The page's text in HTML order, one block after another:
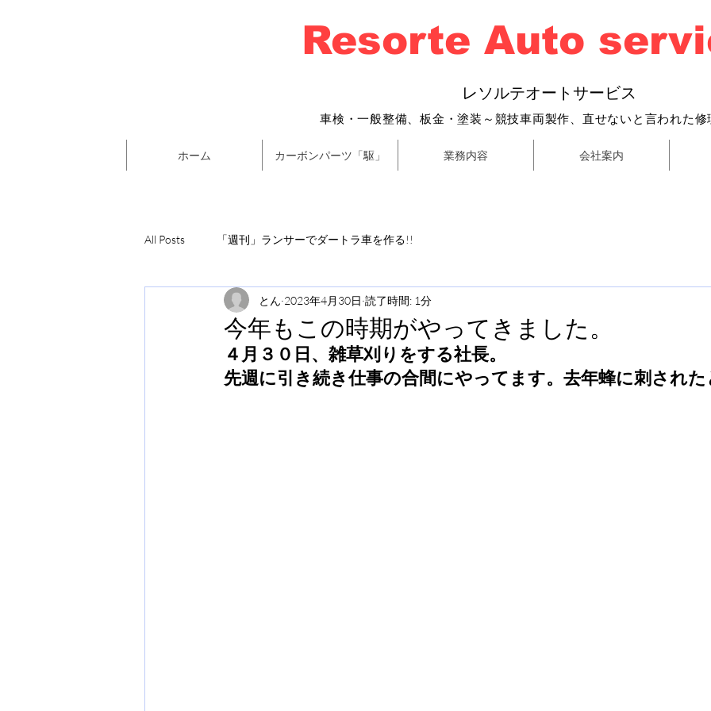
Resorte Auto
レソルテオートサービス
車検・一般整備、 板金・塗装～ 競技車両製作、直せないと言われた修
ホーム カーボンパーツ「駆」 業務内容 会社案内
All Posts 「週刊」ランサーでダートラ車を作る!!
今年もこの時期がやってきました。
とん 2023年4月30日 読了時間: 1分
４月３０日、雑草刈りをする社長。
先週に引き続き仕事の合間にやってます。去年蜂に刺され